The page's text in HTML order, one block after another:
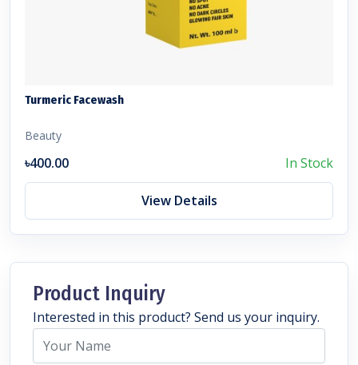
Turmeric Facewash
Beauty
৳400.00 In Stock
View Details
Product Inquiry
Interested in this product? Send us your inquiry.